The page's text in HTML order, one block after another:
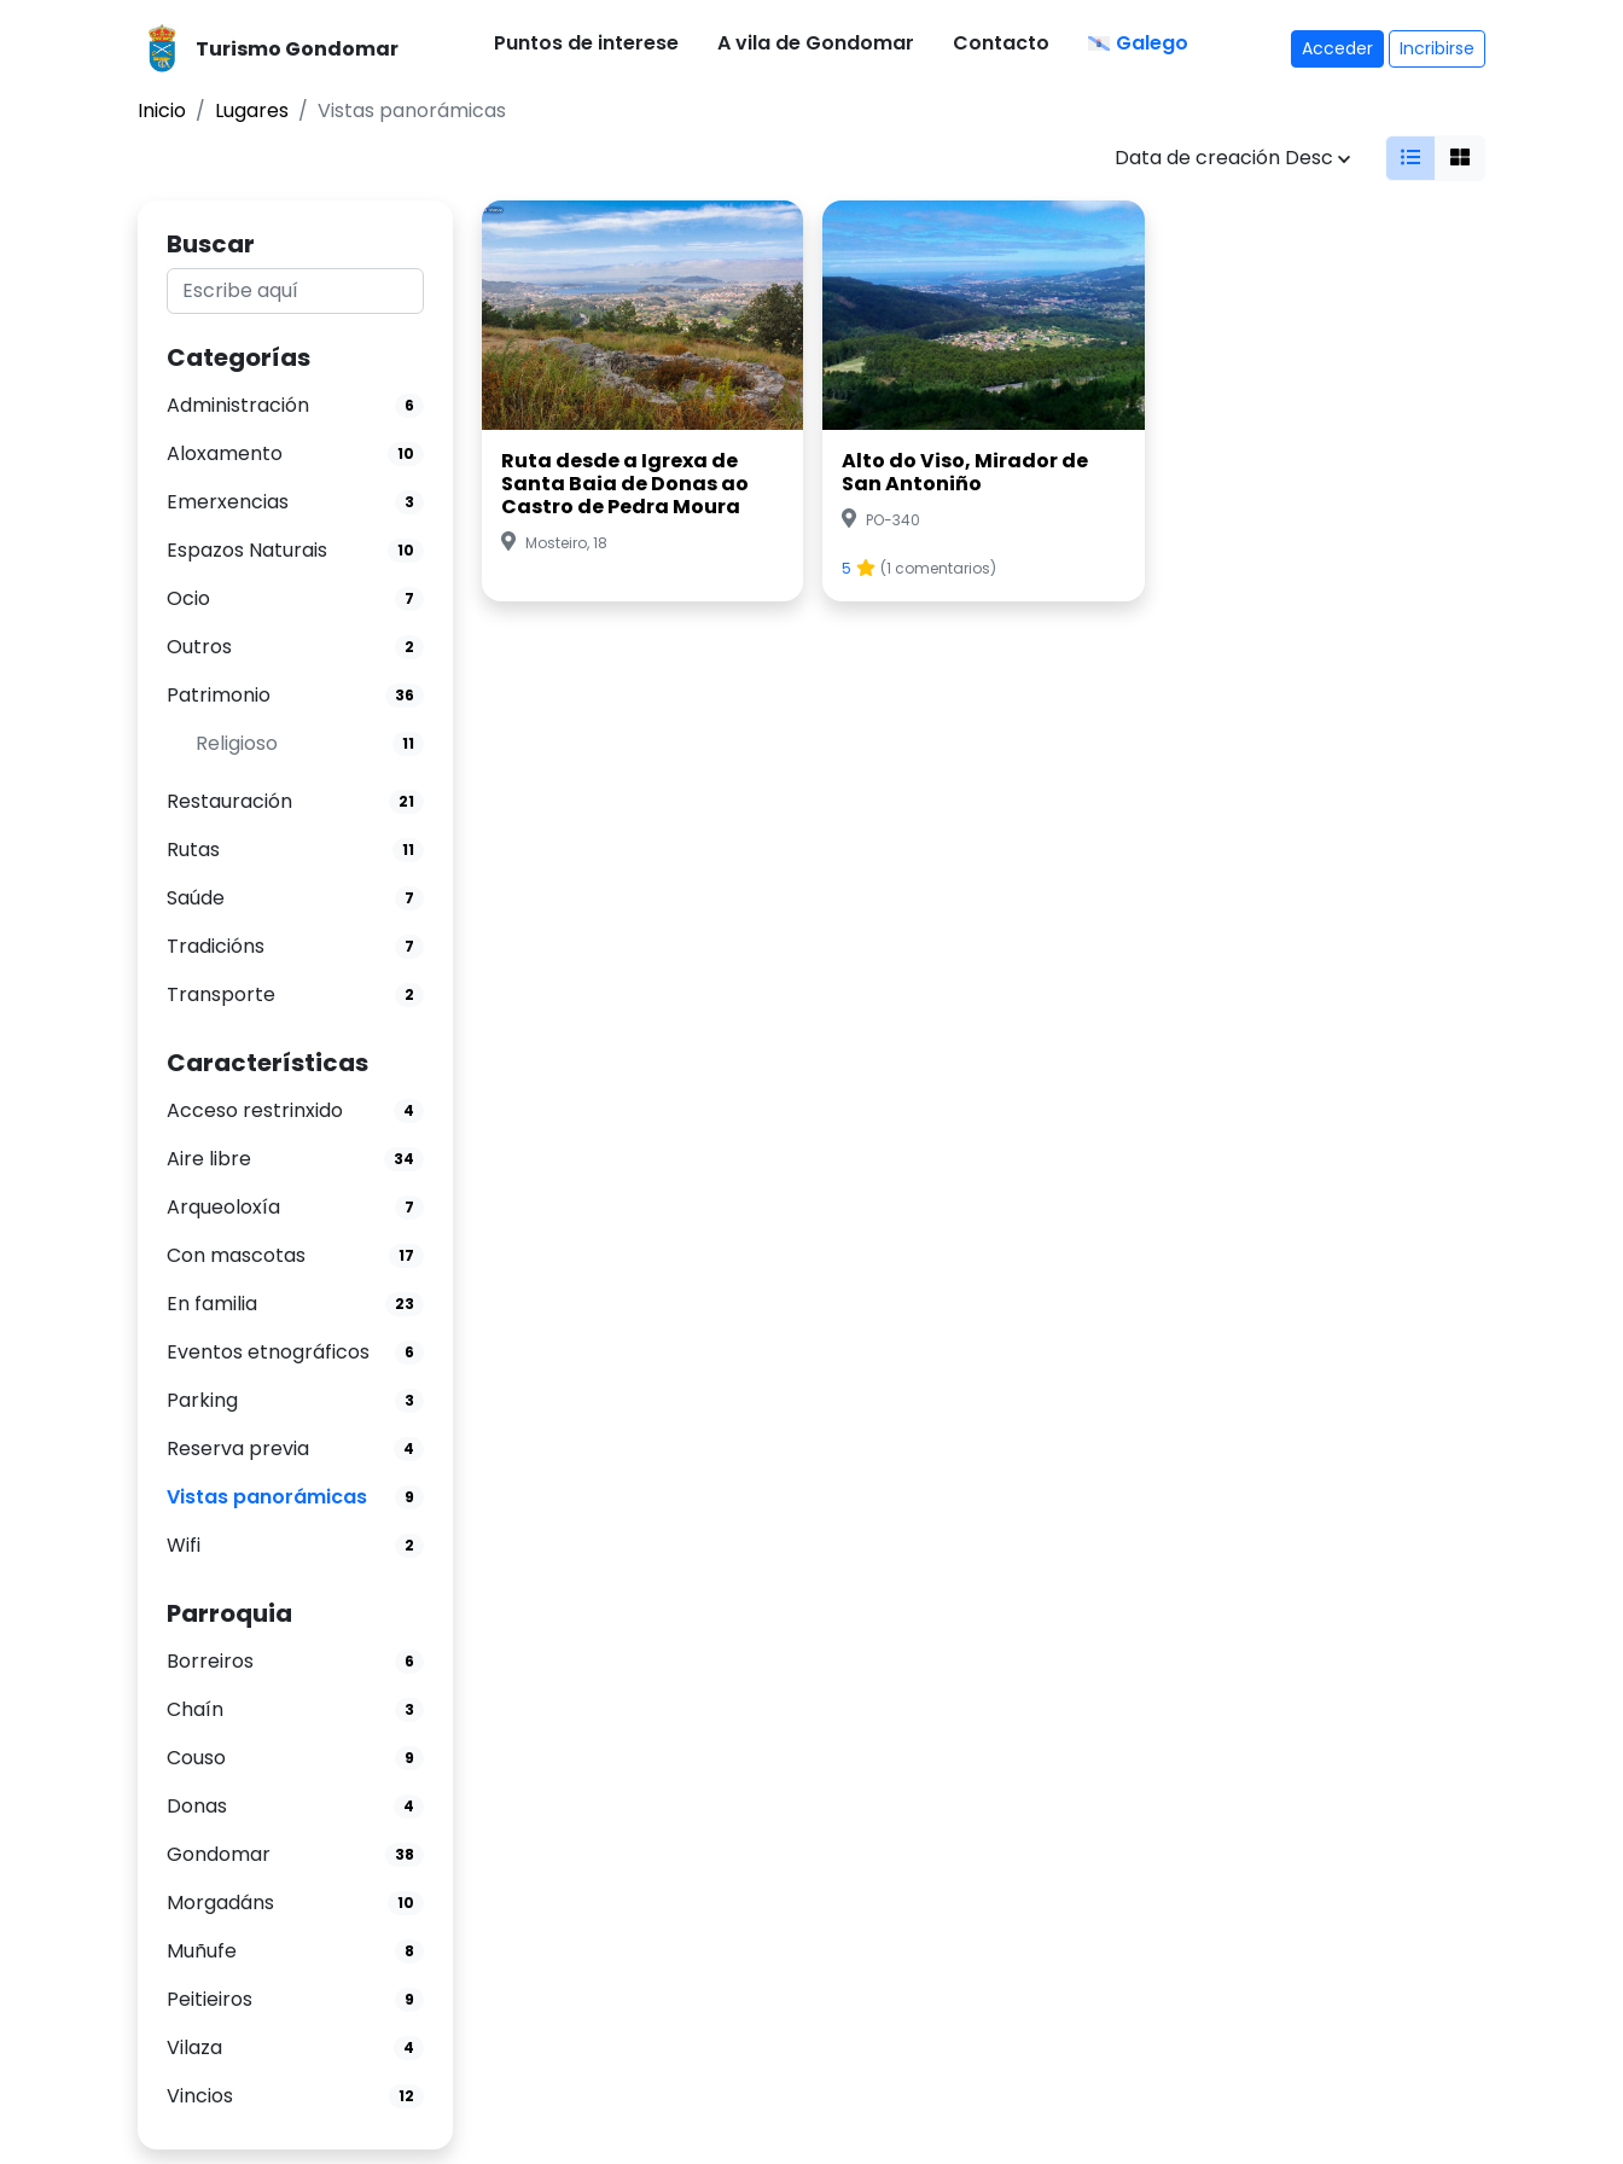
Turismo Gondomar Puntos de interese A vila de Gondomar Contacto Galego Acceder Incribirse
Inicio Lugares
Vistas panorámicas
Data de creación Desc
Buscar
Categorías
Administración 6
Aloxamento 10
Emerxencias 3
Espazos Naturais 10
Ocio 7
Outros 2
Patrimonio 36
Religioso 11
Restauración 21
Rutas 11
Saúde 7
Tradicións 7
Transporte 2
Características
Acceso restrinxido 4
Aire libre 34
Arqueoloxía 7
Con mascotas 17
En familia 23
Eventos etnográficos 6
Parking 3
Reserva previa 4
Vistas panorámicas 9
Wifi 2
Parroquia
Borreiros 6
Chaín 3
Couso 9
Donas 4
Gondomar 38
Morgadáns 10
Muñufe 8
Peitieiros 9
Vilaza 4
Vincios 12
Ruta desde a Igrexa de
Santa Baia de Donas ao
Castro de Pedra Moura
Mosteiro, 18
Alto do Viso, Mirador de
San Antoniño
PO-340
5 (1 comentarios)